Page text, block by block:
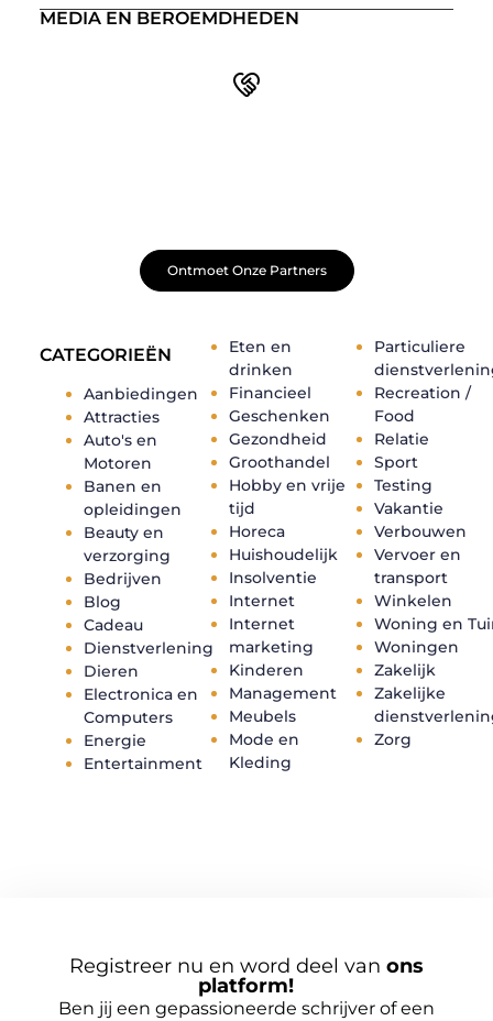
CATEGORIEËN
Aanbiedingen
Attracties
Auto's en
Motoren
Banen en
opleidingen
Beauty en
verzorging
Bedrijven
Blog
Cadeau
Dienstverlening
Dieren
Electronica en
Computers
Energie
Entertainment
Eten en
drinken
Financieel
Geschenken
Gezondheid
Groothandel
Hobby en vrije
tijd
Horeca
Huishoudelijk
Insolventie
Internet
Internet
marketing
Kinderen
Management
Meubels
Mode en
Kleding
Particuliere
Recreation /
Food
Relatie
Sport
Testing
Vakantie
Verbouwen
Vervoer en
transport
Winkelen
Woning en
Woningen
Zakelijk
Zakelijke
Zorg
MEDIA EN BEROEMDHEDEN
Ontmoet Onze Partners
Registreer nu en word deel van ons
platform!
Ben jij een gepassioneerde schrijver of een